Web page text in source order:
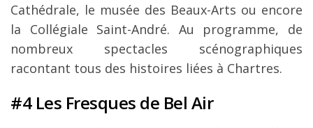
Cathédrale, le musée des Beaux-Arts ou encore
la Collégiale Saint-André. Au programme, de
nombreux spectacles scénographiques
racontant tous des histoires liées à Chartres.
#4 Les Fresques de Bel Air